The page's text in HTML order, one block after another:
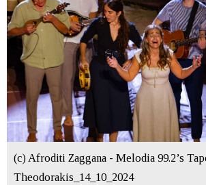
(c) Afroditi Zaggana - Melodia 99.2’s
Theodorakis_14_10_2024